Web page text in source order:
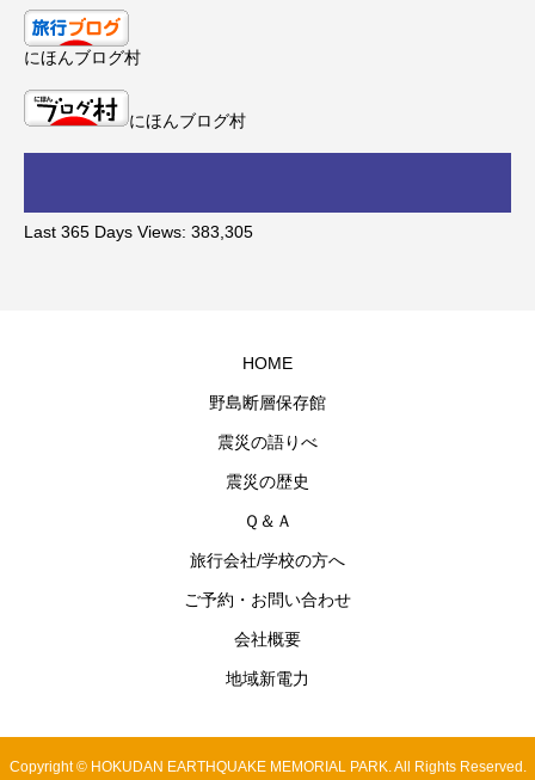
にほんブログ村
にほんブログ村
Last 365 Days Views: 383,305
HOME
野島断層保存館
震災の語りべ
震災の歴史
Ｑ＆Ａ
旅行会社/学校の方へ
ご予約・お問い合わせ
会社概要
地域新電力
Copyright © HOKUDAN EARTHQUAKE MEMORIAL PARK. All Rights Reserved.